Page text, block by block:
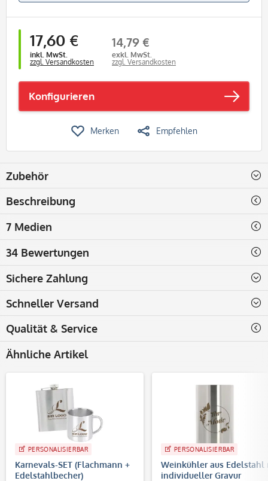
17,60 €
inkl. MwSt.
zzgl. Versandkosten
14,79 €
exkl. MwSt.
zzgl. Versandkosten
Konfigurieren
Merken Empfehlen
Zubehör
Beschreibung
7 Medien
34 Bewertungen
Sichere Zahlung
Schneller Versand
Qualität & Service
Ähnliche Artikel
PERSONALISIERBAR
Karnevals-SET (Flachmann +
Edelstahlbecher)
PERSONALISIERBAR
Weinkühler aus Edelstahl
individueller Gravur